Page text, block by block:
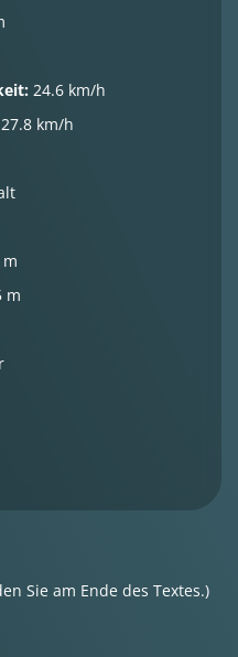
24.6 km/h
27.8 km/h
m
Sie am Ende des Textes.)